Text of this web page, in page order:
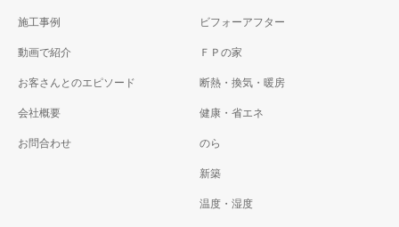
施工事例
動画で紹介
お客さんとのエピソード
会社概要
お問合わせ
ビフォーアフター
ＦＰの家
断熱・換気・暖房
健康・省エネ
のら
新築
温度・湿度